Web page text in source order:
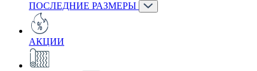
ПОСЛЕДНИЕ РАЗМЕРЫ
АКЦИИ